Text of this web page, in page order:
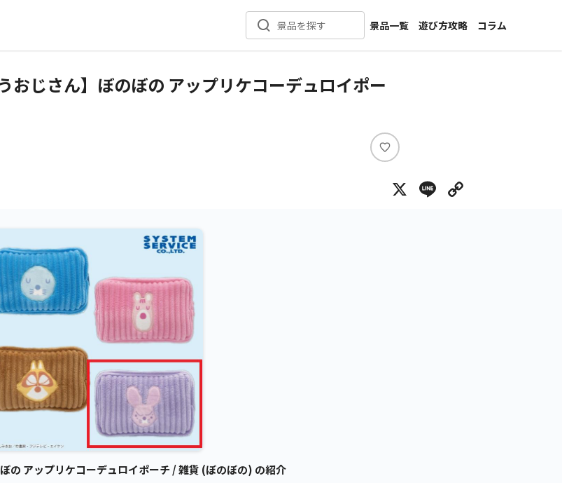
景品を探す
景品一覧
新着景品
遊び方攻略
コラム
インタビュー
おじさん】ぼのぼの アップリケコーデュロイポー
い
ね
X Line
の アップリケコーデュロイポーチ / 雑貨 (ぼのぼの) の紹介